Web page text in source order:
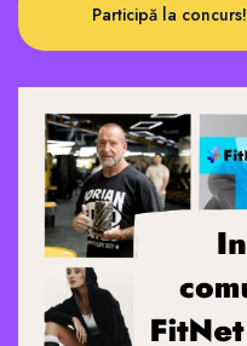
Participă la concurs!